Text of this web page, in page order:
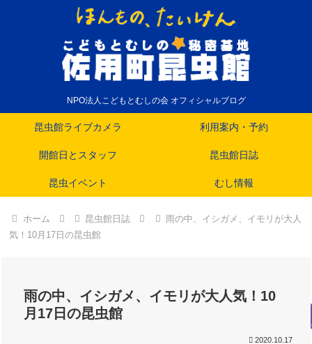
NPO法人こどもとむしの会 オフィシャルブログ
昆虫館ライブカメラ 利用案内・予約
開館日とスタッフ 昆虫館日誌
昆虫イベント むし情報
ホーム 昆虫館日誌
雨の中、イシガメ、イモリが大人
気！10月17日の昆虫館
雨の中、イシガメ、イモリが大人気！10
月17日の昆虫館
2020.10.17